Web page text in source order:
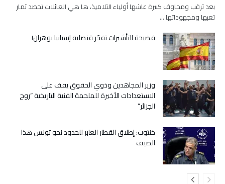
بعد ترقب ومخاوف كبيرة عاشها أولياء التلاميذ، ها هي العائلات تحصد ثمار
تعبها ومجهوداتها …
فضيحة التأشيرات تفجّر قنصلية إسبانيا بوهران!
وزير المجاهدين وذوي الحقوق يقف على
الاستعدادات الأخيرة للملحمة الفنية التاريخية “روح
الجزائر”
خنتوت: إطلاق القطار العابر للحدود نحو تونس هذا
الصيف